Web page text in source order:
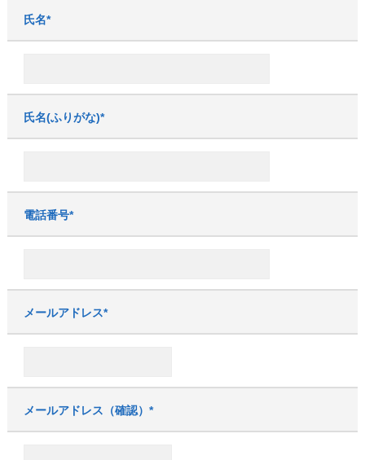
氏名*
氏名(ふりがな)*
電話番号*
メールアドレス*
メールアドレス（確認）*